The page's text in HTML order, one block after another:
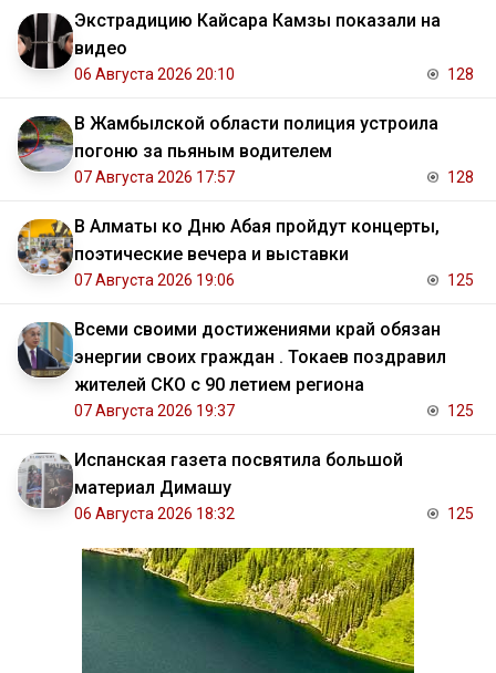
Экстрадицию Кайсара Камзы показали на
видео
06 Августа 2026 20:10 128
В Жамбылской области полиция устроила
погоню за пьяным водителем
07 Августа 2026 17:57 128
В Алматы ко Дню Абая пройдут концерты,
поэтические вечера и выставки
07 Августа 2026 19:06 125
Всеми своими достижениями край обязан
энергии своих граждан . Токаев поздравил
жителей СКО с 90 летием региона
07 Августа 2026 19:37 125
Испанская газета посвятила большой
материал Димашу
06 Августа 2026 18:32 125